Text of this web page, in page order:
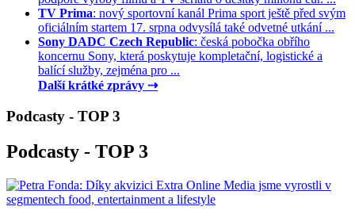
TV Prima: nový sportovní kanál Prima sport ještě před svým
oficiálním startem 17. srpna odvysílá také odvetné utkání ...
Sony DADC Czech Republic: česká pobočka obřího
koncernu Sony, která poskytuje kompletační, logistické a
balící služby, zejména pro ...
Další krátké zprávy ⇢
Podcasty - TOP 3
Podcasty - TOP 3